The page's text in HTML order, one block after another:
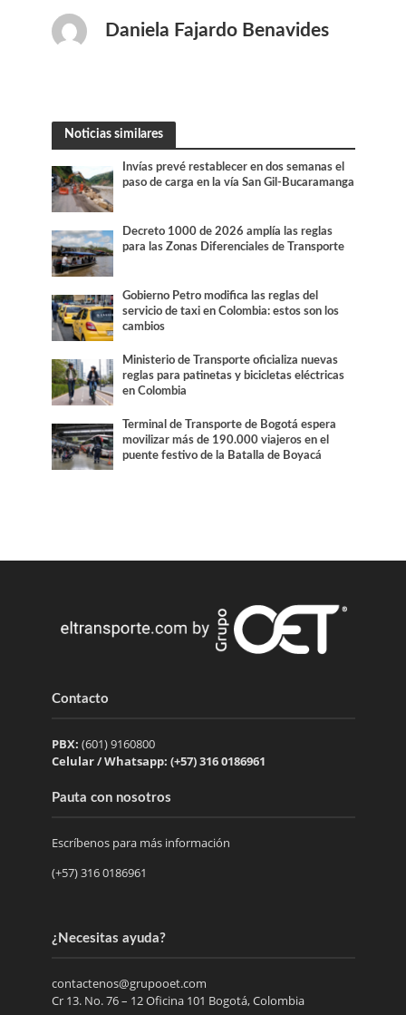
Daniela Fajardo Benavides
Noticias similares
Invías prevé restablecer en dos semanas el
paso de carga en la vía San Gil-Bucaramanga
Decreto 1000 de 2026 amplía las reglas
para las Zonas Diferenciales de Transporte
Gobierno Petro modifica las reglas del
servicio de taxi en Colombia: estos son los
cambios
Ministerio de Transporte oficializa nuevas
reglas para patinetas y bicicletas eléctricas
en Colombia
Terminal de Transporte de Bogotá espera
movilizar más de 190.000 viajeros en el
puente festivo de la Batalla de Boyacá
Contacto
PBX: (601) 9160800
Celular / Whatsapp: (+57) 316 0186961
Pauta con nosotros
Escríbenos para más información
(+57) 316 0186961
¿Necesitas ayuda?
contactenos@grupooet.com
Cr 13. No. 76 – 12 Oficina 101 Bogotá, Colombia